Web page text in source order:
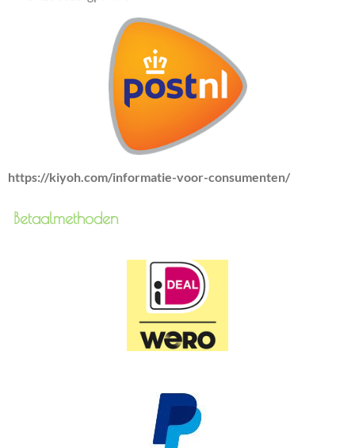
https://kiyoh.com/informatie-voor-consumenten/
Betaalmethoden